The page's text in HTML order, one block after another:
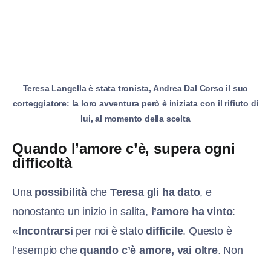
Teresa Langella è stata tronista, Andrea Dal Corso il suo
corteggiatore: la loro avventura però è iniziata con il rifiuto di
lui, al momento della scelta
Quando l’amore c’è, supera ogni
difficoltà
Una possibilità cheTeresa gli ha dato, e
nonostante un inizio in salita, l’amore ha vinto:
«Incontrarsi per noi è statodifficile. Questo è
l’esempio chequando c’è amore, vai oltre. Non